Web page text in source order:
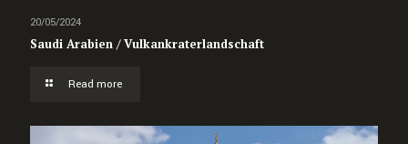
20/05/2024
Saudi Arabien / Vulkankraterlandschaft
Read more